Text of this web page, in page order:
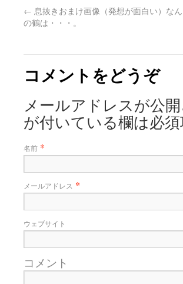
← 息抜きおまけ画像（発想が面白い）なん
の鶴は・・・。
コメントをどうぞ
メールアドレスが公
が付いている欄は必
名前 *
メールアドレス *
ウェブサイト
コメント